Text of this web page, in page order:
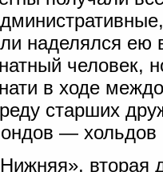
наделялся ею
человек,
в ходе
старших
— хольдов
вторая